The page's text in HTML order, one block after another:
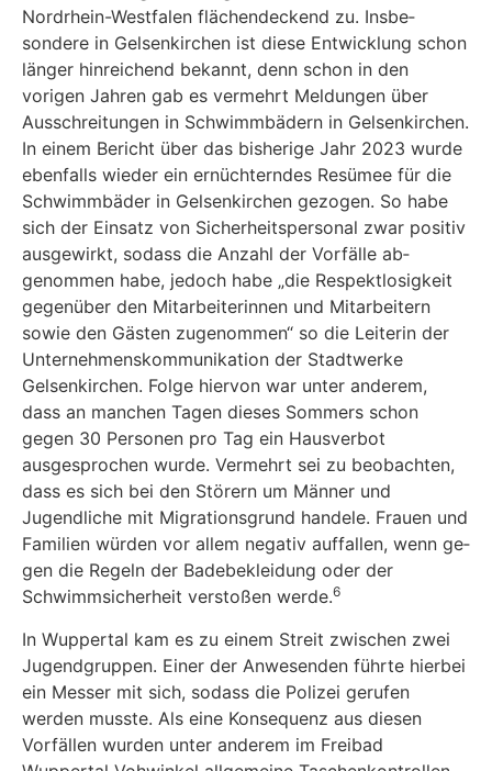
Nordrhein-Westfalen flächendeckend zu. Insbe­
sondere in Gelsenkirchen ist diese Entwicklung schon
länger hinreichend bekannt, denn schon in den
vorigen Jahren gab es vermehrt Meldungen über
Ausschreitungen in Schwimmbädern in Gelsenkirchen.
In einem Bericht über das bisherige Jahr 2023 wurde
ebenfalls wieder ein ernüchterndes Resümee für die
Schwimmbäder in Gelsenkirchen gezogen. So habe
sich der Einsatz von Sicherheitspersonal zwar positiv
ausgewirkt, sodass die Anzahl der Vorfälle ab­
genommen habe, jedoch habe „die Respektlosigkeit
gegenüber den Mitarbeiterinnen und Mit­arbeitern
sowie den Gästen zugenommen“ so die Leiterin der
Unternehmenskommunikation der Stadtwerke
Gelsenkirchen. Folge hiervon war unter anderem,
dass an manchen Tagen dieses Sommers schon
gegen 30 Personen pro Tag ein Hausverbot
ausgesprochen wurde. Vermehrt sei zu beobachten,
dass es sich bei den Störern um Männer und
Jugendliche mit Migrationsgrund handele. Frauen und
Familien würden vor allem negativ auffallen, wenn ge­
gen die Regeln der Badebekleidung oder der
Schwimmsicherheit verstoßen werde.6
In Wuppertal kam es zu einem Streit zwischen zwei
Jugendgruppen. Einer der Anwesenden führte hierbei
ein Messer mit sich, sodass die Polizei gerufen
werden musste. Als eine Konse­quenz aus diesen
Vorfällen wurden unter anderem im Freibad